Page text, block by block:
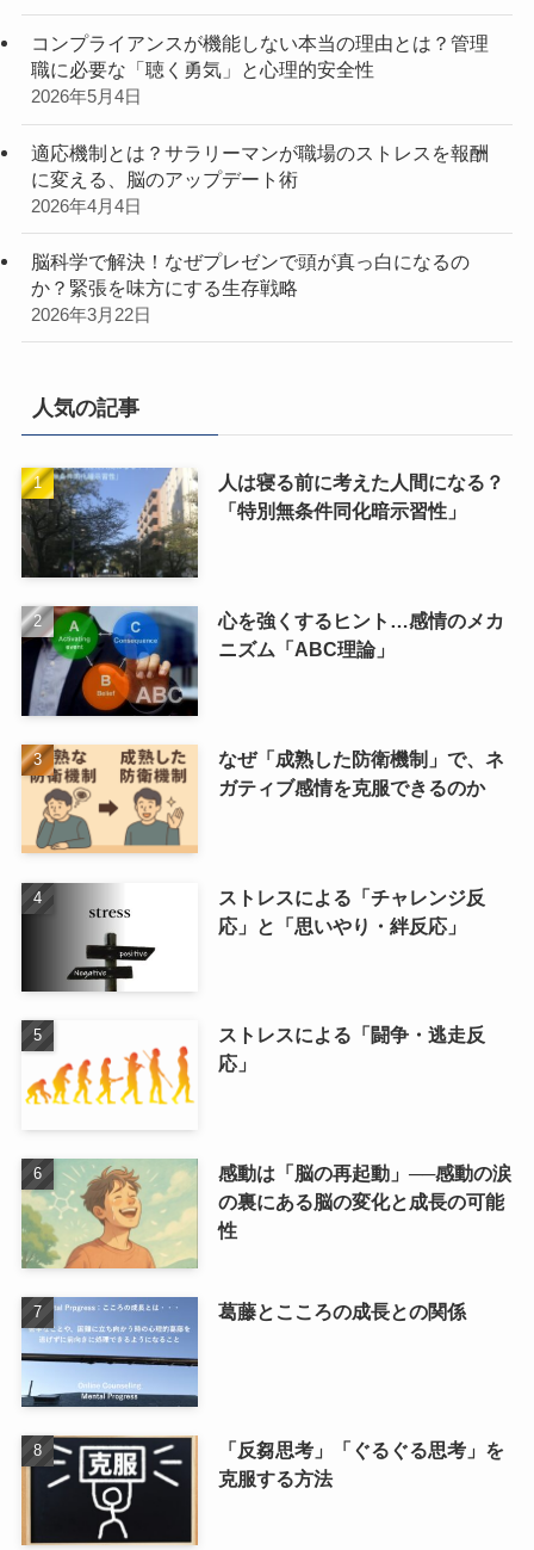
コンプライアンスが機能しない本当の理由とは？管理
職に必要な「聴く勇気」と心理的安全性
2026年5月4日
適応機制とは？サラリーマンが職場のストレスを報酬
に変える、脳のアップデート術
2026年4月4日
脳科学で解決！なぜプレゼンで頭が真っ白になるの
か？緊張を味方にする生存戦略
2026年3月22日
人気の記事
人は寝る前に考えた人間になる？
「特別無条件同化暗示習性」
心を強くするヒント…感情のメカ
ニズム「ABC理論」
なぜ「成熟した防衛機制」で、ネ
ガティブ感情を克服できるのか
ストレスによる「チャレンジ反
応」と「思いやり・絆反応」
ストレスによる「闘争・逃走反
応」
感動は「脳の再起動」──感動の涙
の裏にある脳の変化と成長の可能
性
葛藤とこころの成長との関係
「反芻思考」「ぐるぐる思考」を
克服する方法